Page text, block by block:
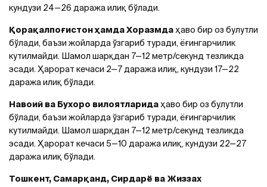
кундузи 24—26 даража илиқ бўлади.
Қорақалпоғистон ҳамда Хоразмдаҳаво бир оз булутли
бўлади, баъзи жойларда ўзгариб туради, ёғингарчилик
кутилмайди. Шамол шарқдан 7—12 метр/секунд тезликда
эсади. Ҳарорат кечаси 2—7 даража илиқ, кундузи 17—22
даража илиқ бўлади.
Навоий ва Бухоро вилоятларидаҳаво бир оз булутли
бўлади, баъзи жойларда ўзгариб туради, ёғингарчилик
кутилмайди. Шамол шарқдан 7—12 метр/секунд тезликда
эсади. Ҳарорат кечаси 5—10 даража илиқ, кундузи 22—27
даража илиқ бўлади.
Тошкент, Самарқанд, Сирдарё ва Жиззах